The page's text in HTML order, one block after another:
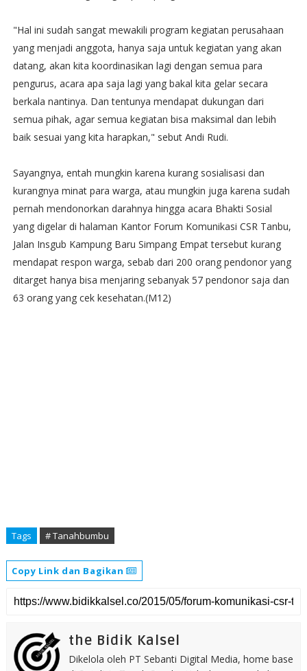
"Hal ini sudah sangat mewakili program kegiatan perusahaan
yang menjadi anggota, hanya saja untuk kegiatan yang akan
datang, akan kita koordinasikan lagi dengan semua para
pengurus, acara apa saja lagi yang bakal kita gelar secara
berkala nantinya. Dan tentunya mendapat dukungan dari
semua pihak, agar semua kegiatan bisa maksimal dan lebih
baik sesuai yang kita harapkan," sebut Andi Rudi.
Sayangnya, entah mungkin karena kurang sosialisasi dan
kurangnya minat para warga, atau mungkin juga karena sudah
pernah mendonorkan darahnya hingga acara Bhakti Sosial
yang digelar di halaman Kantor Forum Komunikasi CSR Tanbu,
Jalan Insgub Kampung Baru Simpang Empat tersebut kurang
mendapat respon warga, sebab dari 200 orang pendonor yang
ditarget hanya bisa menjaring sebanyak 57 pendonor saja dan
63 orang yang cek kesehatan.(M12)
Tags # Tanahbumbu
Copy Link dan Bagikan
the Bidik Kalsel
Dikelola oleh PT Sebanti Digital Media, home base